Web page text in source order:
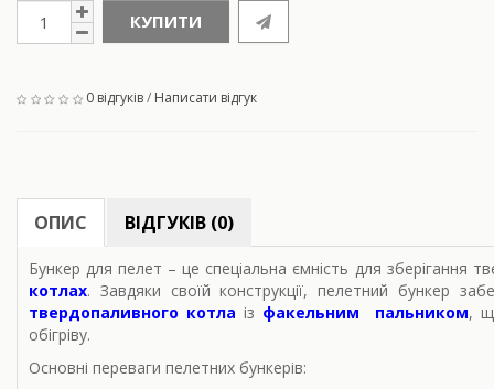
КУПИТИ
0 відгуків/ Написати відгук
ОПИС ВІДГУКІВ (0)
Бункер для пелет – це спеціальна ємність для зберігання
котлах. Завдяки своїй конструкції, пелетний бункер
твердопаливного котла із факельним пальником,
обігріву.
Основні переваги пелетних бункерів: